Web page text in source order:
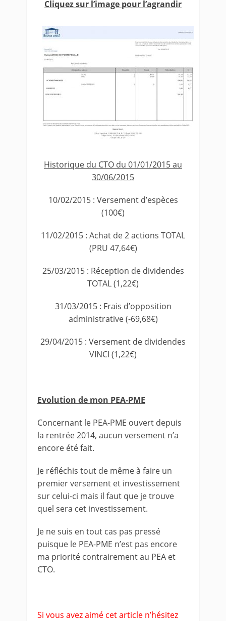
Cliquez sur l’image pour l’agrandir
Historique du CTO du 01/01/2015 au
30/06/2015
10/02/2015 : Versement d’espèces
(100€)
11/02/2015 : Achat de 2 actions TOTAL
(PRU 47,64€)
25/03/2015 : Réception de dividendes
TOTAL (1,22€)
31/03/2015 : Frais d’opposition
administrative (-69,68€)
29/04/2015 : Versement de dividendes
VINCI (1,22€)
Evolution de mon PEA-PME
Concernant le PEA-PME ouvert depuis
la rentrée 2014, aucun versement n’a
encore été fait.
Je réfléchis tout de même à faire un
premier versement et investissement
sur celui-ci mais il faut que je trouve
quel sera cet investissement.
Je ne suis en tout cas pas pressé
puisque le PEA-PME n’est pas encore
ma priorité contrairement au PEA et
CTO.
Si vous avez aimé cet article n’hésitez